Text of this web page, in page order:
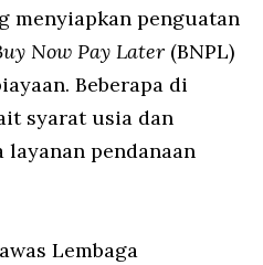
menyiapkan penguatan
Now Pay Later (BNPL)
Beberapa di
syarat usia dan
pendanaan
Lembaga